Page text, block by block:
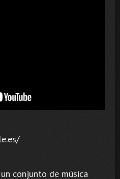
conjunto de música